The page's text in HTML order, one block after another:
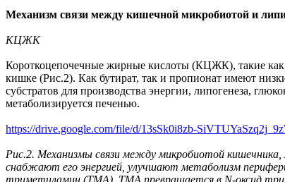
Механизм связи между кишечной микробиотой и
КЦЖК
Короткоцепочечные жирные кислоты (КЦЖК), такие как
кишке (Рис.2). Как бутират, так и пропионат имеют
субстратов для производства энергии, липогенеза,
метаболизируется печенью.
https://drive.google.com/file/d/13sSk0i8zb-
Рис.2. Механизмы связи между микробиотой
снабжают его энергией, улучшают метаболизм
триметиламин (ТМА). ТМА превращается в N-оксид